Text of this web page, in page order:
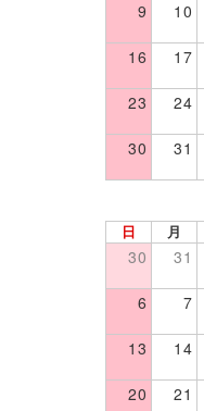
9 10
16 17
23 24
30 31
日 月
30 31
6 7
13 14
20 21